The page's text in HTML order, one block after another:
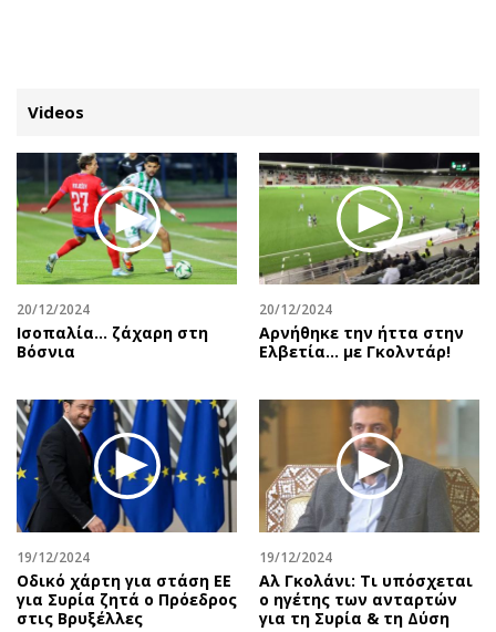
ΚΑΤΗΓΟΡΙΕΣ ΣΥΝΔΕΣΗ
Κύπρος
Παιδεία
Υγεία
Πολιτική
Βουλευτικές 2026
Προεδρικές 2023
Δημοσκοπήσεις
Διπλωματία
Αθλητισμός
Κύπρος
Ελλάδα
Διεθνή
Απόψεις
Αρθρογραφία
The Hill
Υγεία
Αγγελίες
Πωλούνται
Ζητούν εργασία
Θέσεις εργασίας
Geek
Νέα
Κινητά-tablets
Social
Videos
20/12/2024
Ισοπαλία... ζάχαρη στη
Βόσνια
20/12/2024
Αρνήθηκε την ήττα στην
Ελβετία… με Γκολντάρ!
19/12/2024
Οδικό χάρτη για στάση ΕΕ
για Συρία ζητά ο Πρόεδρος
στις Βρυξέλλες
19/12/2024
Αλ Γκολάνι: Τι υπόσχεται
ο ηγέτης των ανταρτών
για τη Συρία & τη Δύση